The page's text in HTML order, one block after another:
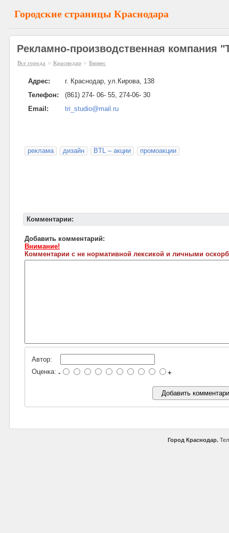
Городские страницы Краснодара
Рекламно-производственная компания
Все города » Краснодар » Бизнес
Адрес:
г. Краснодар, ул.Кирова, 138
Телефон:
(861) 274- 06- 55, 274-06- 30
Email:
tri_studio@mail.ru
реклама дизайн BTL – акции промоакции
Комментарии:
Добавить комментарий:
Внимание!
Комментарии с не нормативной лексикой и личными
Автор:
Оценка: - +
Город Краснодар.